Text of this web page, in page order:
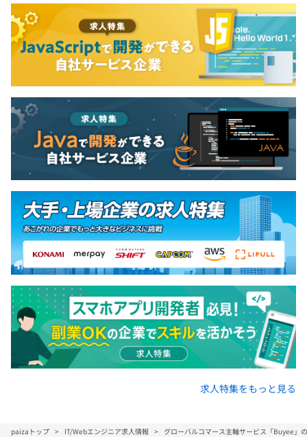
求人特集をもっと見る
paizaトップ IT/Webエンジニア求人情報 グローバルコマース主軸サービス「Buyee」